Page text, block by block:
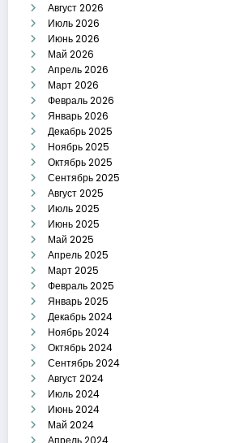
Август 2026
Июль 2026
Июнь 2026
Май 2026
Апрель 2026
Март 2026
Февраль 2026
Январь 2026
Декабрь 2025
Ноябрь 2025
Октябрь 2025
Сентябрь 2025
Август 2025
Июль 2025
Июнь 2025
Май 2025
Апрель 2025
Март 2025
Февраль 2025
Январь 2025
Декабрь 2024
Ноябрь 2024
Октябрь 2024
Сентябрь 2024
Август 2024
Июль 2024
Июнь 2024
Май 2024